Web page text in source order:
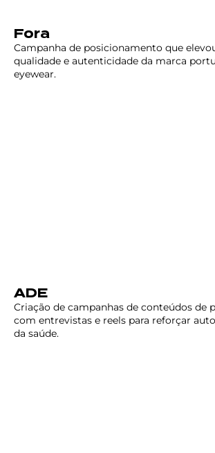
Fora
Campanha de posicionamento que
qualidade e autenticidade da marca
eyewear.
ADE
Criação de campanhas de conteúdos de
com entrevistas e reels para reforçar
da saúde.